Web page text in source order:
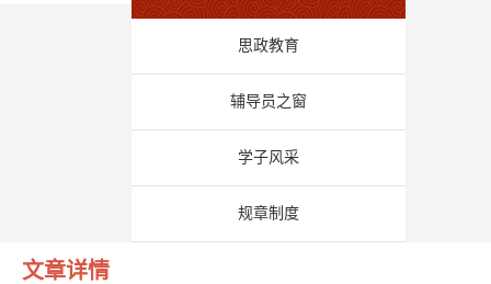
思政教育
辅导员之窗
学子风采
规章制度
文章详情